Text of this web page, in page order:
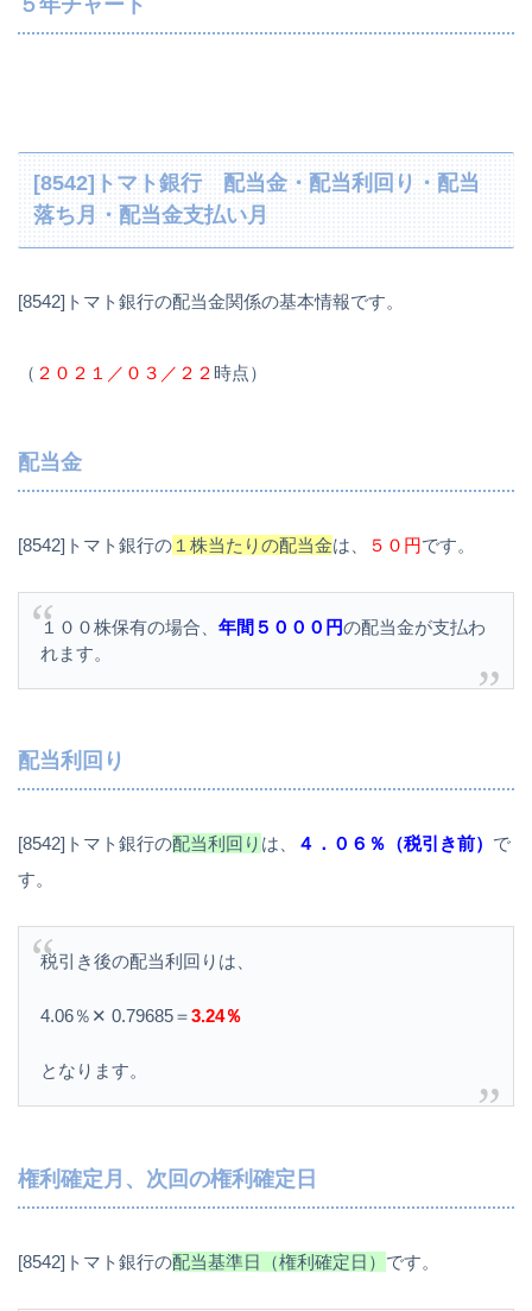
５年チャート
[8542]トマト銀行 配当金・配当利回り・配当
落ち月・配当金支払い月
[8542]トマト銀行の配当金関係の基本情報です。
（ ２０２１／０３／２２時点）
配当金
[8542]トマト銀行の １株当たりの配当金は、 ５０円です。
１００株保有の場合、 年間５０００円の配当金が支払わ
れます。
配当利回り
[8542]トマト銀行の配当利回り は、 ４．０６％（税引き前） で
す。
税引き後の配当利回りは、
4.06％✕ 0.79685＝3.24％
となります。
権利確定月、次回の権利確定日
[8542]トマト銀行の配当基準日（権利確定日） です。